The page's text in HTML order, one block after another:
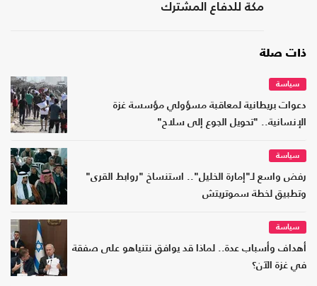
مكة للدفاع المشترك
ذات صلة
سياسة
دعوات بريطانية لمعاقبة مسؤولي مؤسسة غزة
الإنسانية.. "تحويل الجوع إلى سلاح"
سياسة
رفض واسع لـ"إمارة الخليل".. استنساخ "روابط القرى"
وتطبيق لخطة سموتريتش
سياسة
أهداف وأسباب عدة.. لماذا قد يوافق نتنياهو على صفقة
في غزة الآن؟